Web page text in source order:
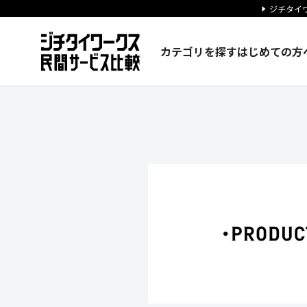
ジチタイ
カテゴリを探すはじめての方